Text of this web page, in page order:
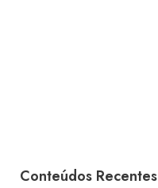
Conteúdos Recentes